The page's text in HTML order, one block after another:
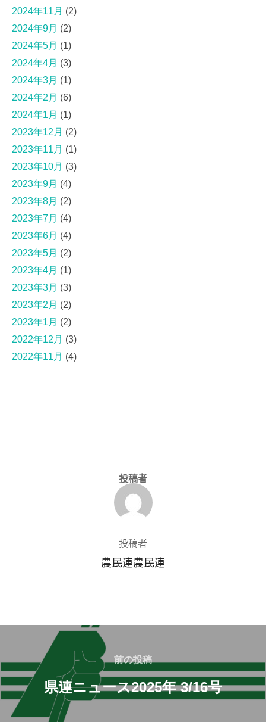
2024年11月 (2)
2024年9月 (2)
2024年5月 (1)
2024年4月 (3)
2024年3月 (1)
2024年2月 (6)
2024年1月 (1)
2023年12月 (2)
2023年11月 (1)
2023年10月 (3)
2023年9月 (4)
2023年8月 (2)
2023年7月 (4)
2023年6月 (4)
2023年5月 (2)
2023年4月 (1)
2023年3月 (3)
2023年2月 (2)
2023年1月 (2)
2022年12月 (3)
2022年11月 (4)
投稿者
投稿者
農民連農民連
前の投稿
県連ニュース2025年 3/16号